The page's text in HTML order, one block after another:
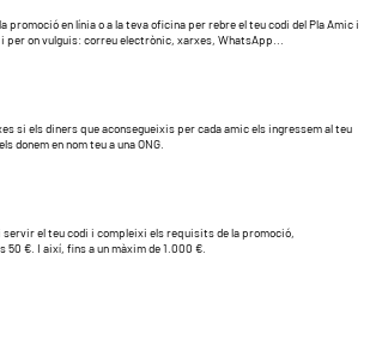
la promoció en línia o a la teva oficina per rebre el teu codi del Pla Amic i
on vulguis: correu electrònic, xarxes, WhatsApp...
si els diners que aconsegueixis per cada amic els ingressem al teu
donem en nom teu a una ONG.
servir el teu codi i compleixi els requisits de la promoció,
€. I així, fins a un màxim de 1.000 €.